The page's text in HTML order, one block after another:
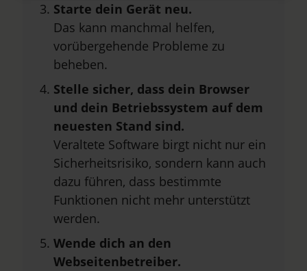
Starte dein Gerät neu.
Das kann manchmal helfen,
vorübergehende Probleme zu
beheben.
Stelle sicher, dass dein Browser
und dein Betriebssystem auf dem
neuesten Stand sind.
Veraltete Software birgt nicht nur ein
Sicherheitsrisiko, sondern kann auch
dazu führen, dass bestimmte
Funktionen nicht mehr unterstützt
werden.
Wende dich an den
Webseitenbetreiber.